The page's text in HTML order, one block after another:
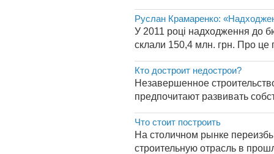
Руслан Крамаренко:
У 2011 році надходження до
склали 150,4 млн. грн. Про це
Кто достроит недострои?
Незавершенное
предпочитают развивать
Что стоит построить
На столичном рынке
строительную отрасль в